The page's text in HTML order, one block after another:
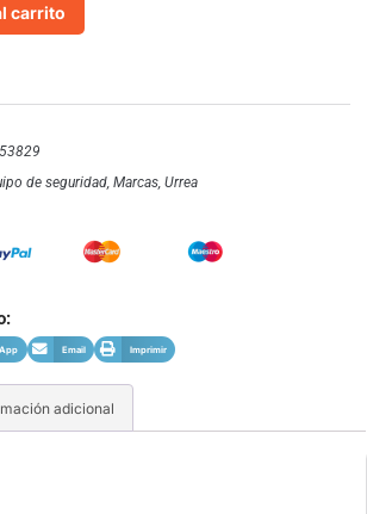
carrito
de seguridad Marcas Urrea
Email Imprimir
adicional